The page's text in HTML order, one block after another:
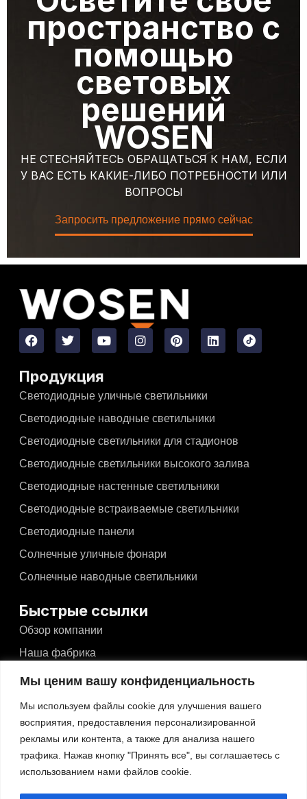
Мы ценим вашу конфиденциальность
Мы используем файлы cookie для улучшения вашего
восприятия, предоставления персонализированной
рекламы или контента, а также для анализа нашего
трафика. Нажав кнопку "Принять все", вы соглашаетесь с
использованием нами файлов cookie.
пространство с
помощью
световых
решений
WOSEN
НЕ СТЕСНЯЙТЕСЬ ОБРАЩАТЬСЯ К НАМ, ЕСЛИ
У ВАС ЕСТЬ КАКИЕ-ЛИБО ПОТРЕБНОСТИ ИЛИ
ВОПРОСЫ
Запросить предложение прямо сейчас
Продукция
Светодиодные уличные светильники
Светодиодные наводные светильники
Светодиодные светильники для стадионов
Светодиодные светильники высокого залива
Светодиодные настенные светильники
Светодиодные встраиваемые светильники
Светодиодные панели
Солнечные уличные фонари
Солнечные наводные светильники
Быстрые ссылки
Обзор компании
Наша фабрика
Новости и события
Блоги
Связаться с
Связаться с
No.526, Dong'an North Road, Haizhou, Guzhen,